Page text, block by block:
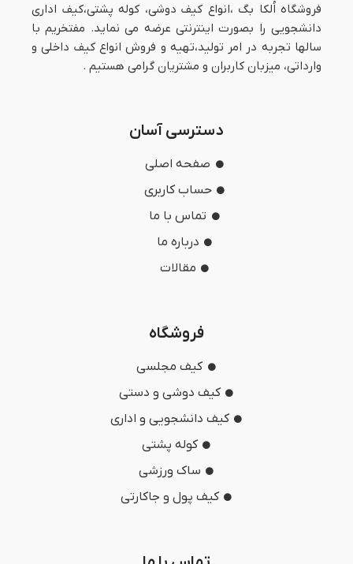
فروشگاه اُلکا بگ ،انواع کیف دوشی، کوله پشتی،کیف اداری
دانشجویی را بصورت اینترنتی عرضه می نماید. مفتخریم با
سالها تجربه در امر تولید،تهیه و فروش انواع کیف داخلی و
وارداتی، میزبان کاربران و مشتریان گرامی هستیم .
دسترسی آسان
صفحه اصلی
حساب کاربری
تماس با ما
درباره ما
مقالات
فروشگاه
کیف مجلسی
کیف دوشی و دستی
کیف دانشجویی و اداری
کوله پشتی
ساک ورزشی
کیف پول و جاکارتی